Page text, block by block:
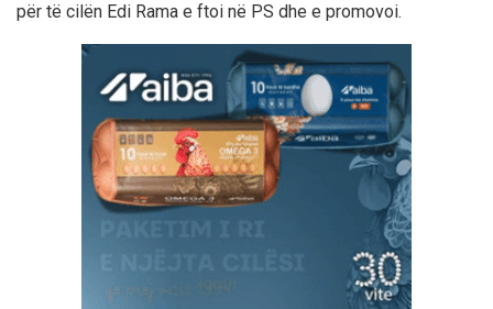
për të cilën Edi Rama e ftoi në PS dhe e promovoi.